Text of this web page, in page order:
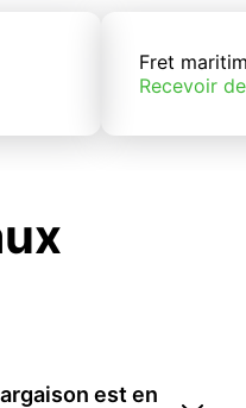
Fret
Recevoir
est en